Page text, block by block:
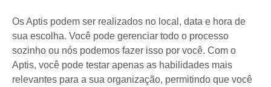
Os Aptis podem ser realizados no local, data e hora de
sua escolha. Você pode gerenciar todo o processo
sozinho ou nós podemos fazer isso por você. Com o
Aptis, você pode testar apenas as habilidades mais
relevantes para a sua organização, permitindo que você